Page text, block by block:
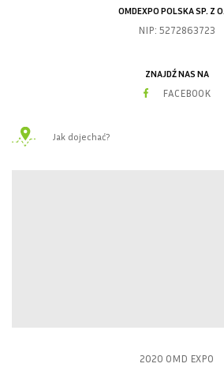
OMDEXPO POLSKA SP. Z
NIP: 5272863723
ZNAJDŹ NAS NA
FACEBOOK
Jak dojechać?
2020 OMD EXPO